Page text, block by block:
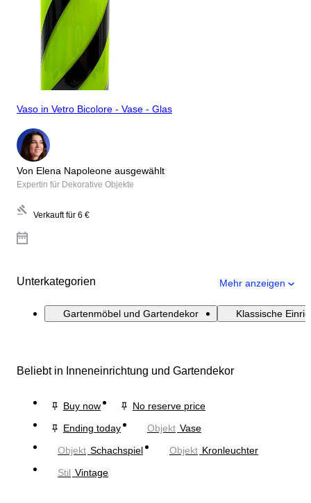
Vaso in Vetro Bicolore - Vase - Glas
Von Elena Napoleone ausgewählt
Expertin für Dekorative Objekte
Verkauft für 6 €
Unterkategorien Mehr anzeigen
Gartenmöbel und Gartendekor Klassische
Beliebt in Inneneinrichtung und Gartendekor
Buy now
No reserve price
Ending today
Objekt Vase
Objekt Schachspiel Objekt Kronleuchter
Stil Vintage